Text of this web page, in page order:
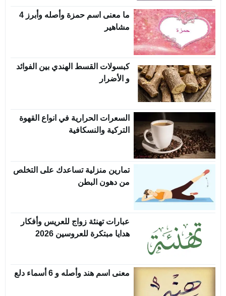
ما معنى اسم حمزة وأصله وأبرز 4
مشاهير
كبسولات القسط الهندي بين الفوائد
و الأضرار
السعرات الحرارية في انواع القهوة
التركية والنسكافية
تمارين منزلية تساعدك على التخلص
من دهون البطن
عبارات تهنئة زواج للعريس وأفكار
هدايا مبتكرة للعروسين 2026
معنى اسم هند وأصله و 6 أسماء دلع